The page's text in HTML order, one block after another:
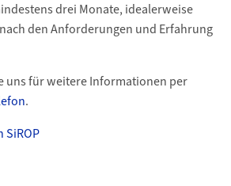
drei Monate, idealerweise
den Anforderungen und Erfahrung
uns für weitere Informationen per
.
SiROP